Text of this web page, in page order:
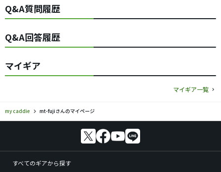
Q&A質問履歴
Q&A回答履歴
マイギア
マイギア一覧
my caddie mt-fujiさんのマイページ
すべてのギアから探す